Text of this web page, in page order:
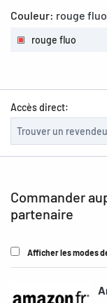
Couleur: rouge fluo
rouge fluo
Accès direct:
Commander
partenaire
Afficher les modes